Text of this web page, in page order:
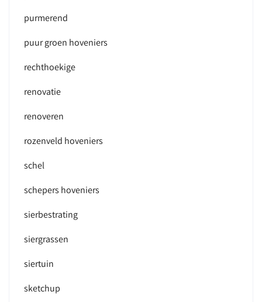
purmerend
puur groen hoveniers
rechthoekige
renovatie
renoveren
rozenveld hoveniers
schel
schepers hoveniers
sierbestrating
siergrassen
siertuin
sketchup